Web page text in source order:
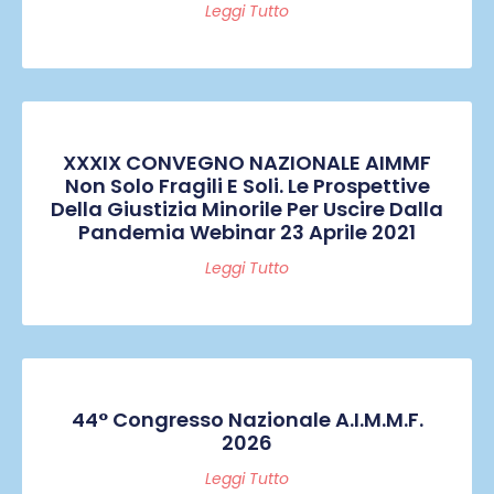
Leggi Tutto
XXXIX CONVEGNO NAZIONALE AIMMF
Non Solo Fragili E Soli. Le Prospettive
Della Giustizia Minorile Per Uscire Dalla
Pandemia Webinar 23 Aprile 2021
Leggi Tutto
44° Congresso Nazionale A.I.M.M.F.
2026
Leggi Tutto